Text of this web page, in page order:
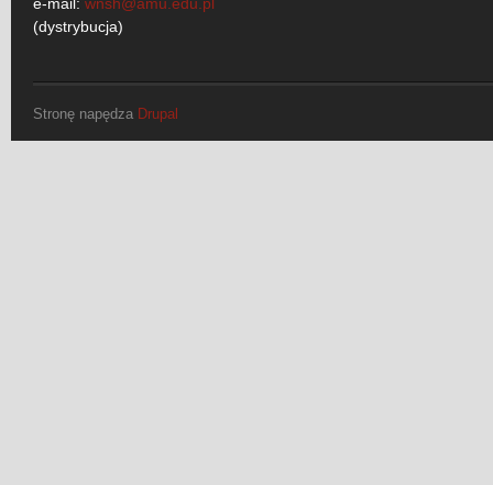
e-mail: wnsh@amu.edu.pl
(dystrybucja)
Stronę napędza Drupal